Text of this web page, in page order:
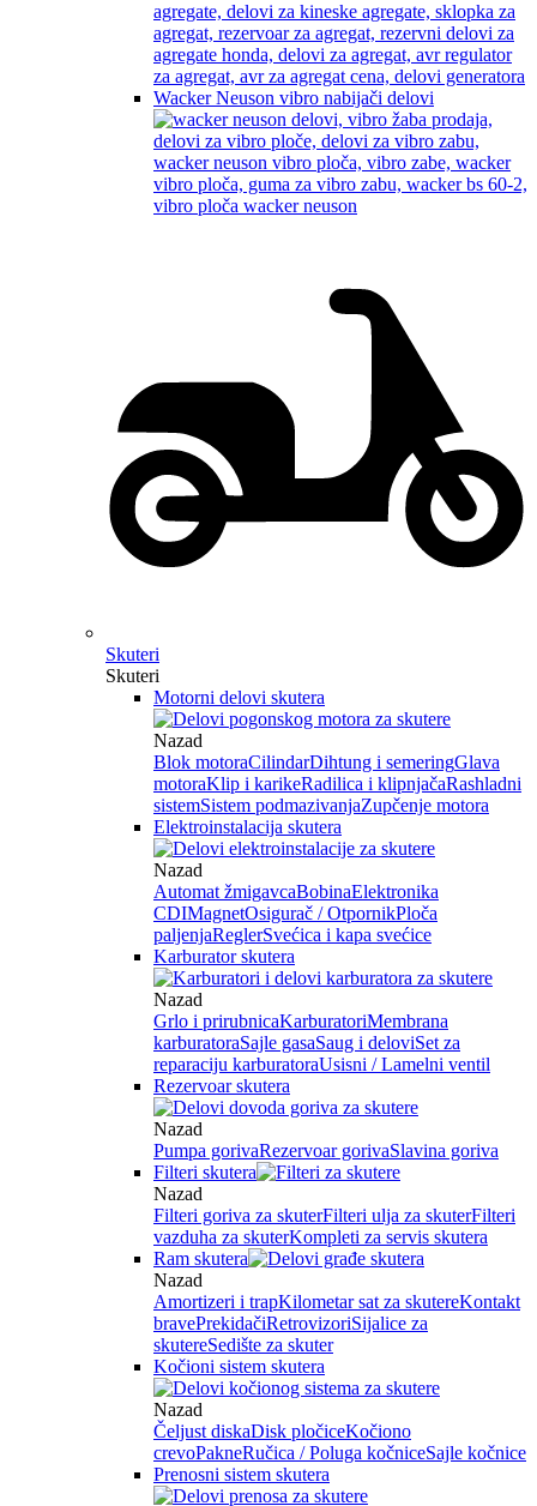
Wacker Neuson vibro nabijači delovi
Skuteri
Skuteri
Motorni delovi skutera
Nazad
Blok motoraCilindarDihtung i semeringGlava
motoraKlip i karikeRadilica i klipnjačaRashladni
sistemSistem podmazivanjaZupčenje motora
Elektroinstalacija skutera
Nazad
Automat žmigavcaBobinaElektronika
CDIMagnetOsigurač / OtpornikPloča
paljenjaReglerSvećica i kapa svećice
Karburator skutera
Nazad
Grlo i prirubnicaKarburatoriMembrana
karburatoraSajle gasaSaug i deloviSet za
reparaciju karburatoraUsisni / Lamelni ventil
Rezervoar skutera
Nazad
Pumpa gorivaRezervoar gorivaSlavina goriva
Filteri skutera
Nazad
Filteri goriva za skuterFilteri ulja za skuterFilteri
vazduha za skuterKompleti za servis skutera
Ram skutera
Nazad
Amortizeri i trapKilometar sat za skutereKontakt
bravePrekidačiRetrovizoriSijalice za
skutereSedište za skuter
Kočioni sistem skutera
Nazad
Čeljust diskaDisk pločiceKočiono
crevoPakneRučica / Poluga kočniceSajle kočnice
Prenosni sistem skutera